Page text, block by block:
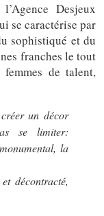
Desjeux
se caractérise par
sophistiqué et du
franches le tout
de talent,
un décor
se limiter:
la
décontracté,